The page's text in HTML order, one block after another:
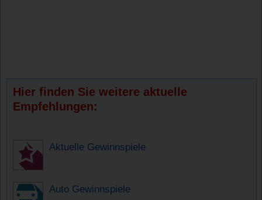
Hier finden Sie weitere aktuelle
Empfehlungen:
Aktuelle Gewinnspiele
Auto Gewinnspiele